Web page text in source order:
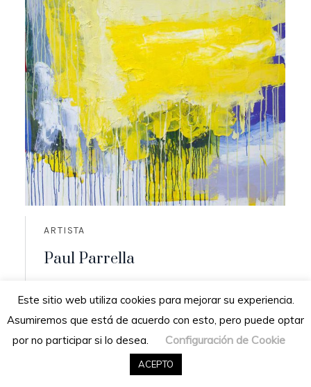
ARTISTA
Paul Parrella
Residencia: San Diego de los altos,
Venezuela
Este sitio web utiliza cookies para mejorar su experiencia.
Asumiremos que está de acuerdo con esto, pero puede optar
por no participar si lo desea.
Configuración de Cookie
ACEPTO